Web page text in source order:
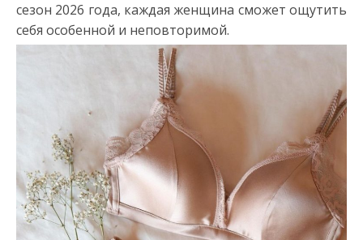
сезон 2026 года, каждая женщина сможет ощутить
себя особенной и неповторимой.